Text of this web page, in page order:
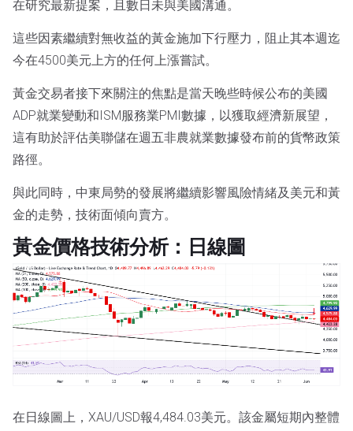
在研究最新提案，且數日未與美國溝通。
這些因素繼續對無收益的黃金施加下行壓力，阻止其本週迄
今在4500美元上方的任何上漲嘗試。
黃金交易者接下來關注的焦點是當天晚些時候公布的美國
ADP就業變動和ISM服務業PMI數據，以獲取經濟新展望，
這有助於評估美聯儲在週五非農就業數據發布前的貨幣政策
路徑。
與此同時，中東局勢的發展將繼續影響風險情緒及美元和黃
金的走勢，技術面傾向賣方。
黃金價格技術分析：日線圖
在日線圖上，XAU/USD報4,484.03美元。該金屬短期內整體